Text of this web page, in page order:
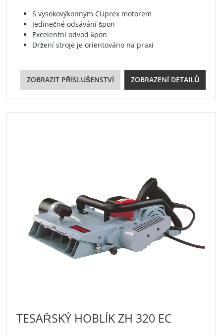
S vysokovýkonným CUprex motorem
Jedinečné odsávání špon
Excelentní odvod špon
Držení stroje je orientováno na praxi
ZOBRAZIT PŘÍSLUŠENSTVÍ ZOBRAZENÍ DETAILŮ
TESAŘSKÝ HOBLÍK ZH 320 EC